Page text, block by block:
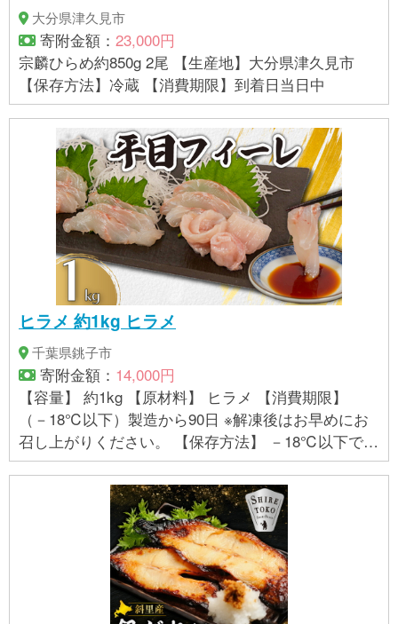
大分県津久見市
寄附金額： 23,000円
宗麟ひらめ約850g 2尾 【生産地】大分県津久見市
【保存方法】冷蔵 【消費期限】到着日当日中
ヒラメ 約1kg ヒラメ
千葉県銚子市
寄附金額： 14,000円
【容量】 約1kg 【原材料】 ヒラメ 【消費期限】
（－18℃以下）製造から90日 ※解凍後はお早めにお
召し上がりください。 【保存方法】 －18℃以下で冷
凍